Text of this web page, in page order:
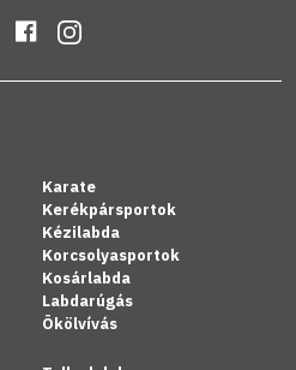
Karate
Kerékpársportok
Kézilabda
Korcsolyasportok
Kosárlabda
Labdarúgás
Ökölvívás